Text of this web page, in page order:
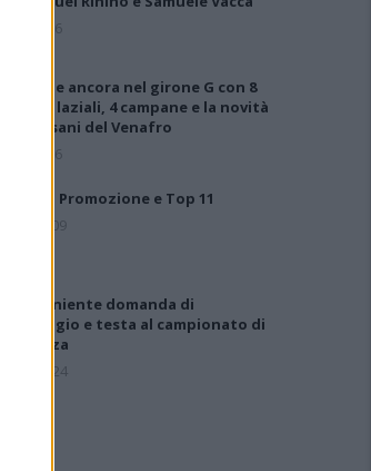
6 Ago 2026
Le 5 sarde ancora nel girone G con 8
squadre laziali, 4 campane e la novità
dei molisani del Venafro
6 Ago 2026
Risultati Promozione e Top 11
22 Set 2009
Ossese, niente domanda di
ripescaggio e testa al campionato di
Eccellenza
10 Lug 2024